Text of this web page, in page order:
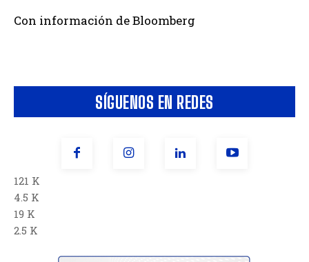
SÍGUENOS EN REDES
121 K
4.5 K
19 K
2.5 K
Con información de Bloomberg